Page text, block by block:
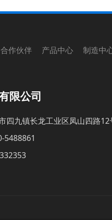
作伙伴 产品中心 制造中
限公司
四九镇长龙工业区凤山四路12
5488861